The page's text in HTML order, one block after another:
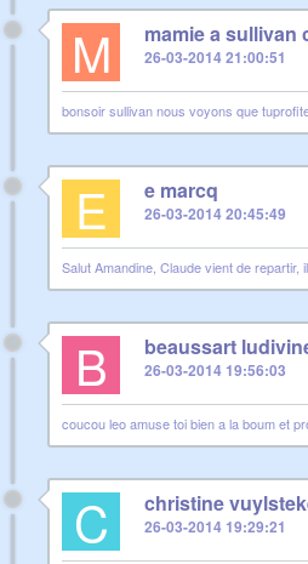
M mamie a sullivan
26-03-2014 21:00:51
bonsoir sullivan nous voyons que
E e marcq
26-03-2014 20:45:49
Salut Amandine, Claude vient de
B beaussart
26-03-2014 19:56:03
coucou leo amuse toi bien a la boum et
C christine
26-03-2014 19:29:21